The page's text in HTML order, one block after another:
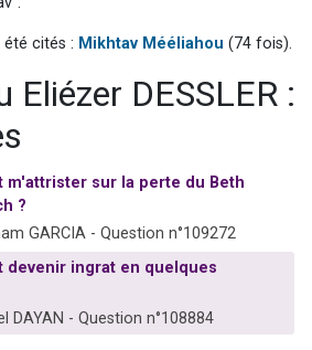
Il reste 49 places pour étudier en groupe sur Zoom
vient de donner son Maasser
cités : Mikhtav Mééliahou (74 fois).
Eliézer DESSLER :
m'attrister sur la perte du Beth
?
GARCIA - Question n°109272
devenir ingrat en quelques
DAYAN - Question n°108884